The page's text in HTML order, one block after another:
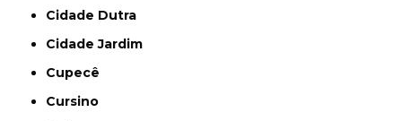
Cidade Dutra
Cidade Jardim
Cupecê
Cursino